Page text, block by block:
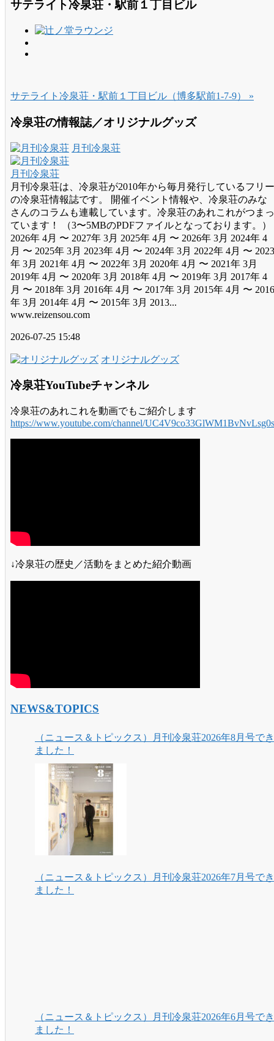
サテライト冷泉荘・駅前１丁目ビル
サテライト冷泉荘・駅前１丁目ビル（博多駅前1-7-9） »
冷泉荘の情報誌／オリジナルグッズ
月刊冷泉荘
月刊冷泉荘
月刊冷泉荘は、冷泉荘が2010年から毎月発行しているフリー
の冷泉荘情報誌です。 開催イベント情報や、冷泉荘のみな
さんのコラムも連載しています。冷泉荘のあれこれがつまっ
ています！ （3〜5MBのPDFファイルとなっております。）
2026年 4月 〜 2027年 3月 2025年 4月 〜 2026年 3月 2024年 4
月 〜 2025年 3月 2023年 4月 〜 2024年 3月 2022年 4月 〜 2023
年 3月 2021年 4月 〜 2022年 3月 2020年 4月 〜 2021年 3月
2019年 4月 〜 2020年 3月 2018年 4月 〜 2019年 3月 2017年 4
月 〜 2018年 3月 2016年 4月 〜 2017年 3月 2015年 4月 〜 2016
年 3月 2014年 4月 〜 2015年 3月 2013...
www.reizensou.com
2026-07-25 15:48
オリジナルグッズ
冷泉荘YouTubeチャンネル
冷泉荘のあれこれを動画でもご紹介します
https://www.youtube.com/channel/
↓冷泉荘の歴史／活動をまとめた紹介動画
NEWS&TOPICS
（ニュース＆トピックス）月刊冷泉荘2026年8月号でき
ました！
（ニュース＆トピックス）月刊冷泉荘2026年7月号でき
ました！
（ニュース＆トピックス）月刊冷泉荘2026年6月号でき
ました！